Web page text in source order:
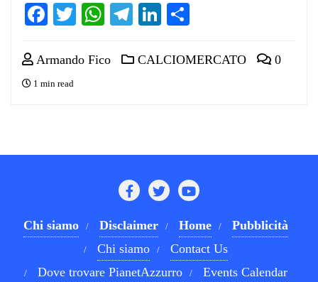
Facebook
TwitterWhatsApp
Telegram
LinkedIn
Armando Fico CALCIOMERCATO 0
1 min read
Chi siamo Disclaimer Home
Pubblicità
Chi siamo
Contact Us
Dove trovare PianetAzzurro
Events Calendar